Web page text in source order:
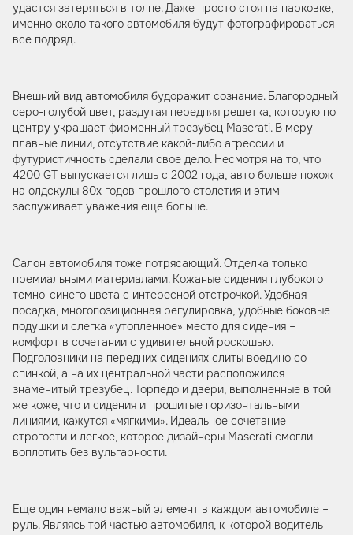
удастся затеряться в толпе. Даже просто стоя на парковке,
именно около такого автомобиля будут фотографироваться
все подряд.
Внешний вид автомобиля будоражит сознание. Благородный
серо-голубой цвет, раздутая передняя решетка, которую по
центру украшает фирменный трезубец Maserati. В меру
плавные линии, отсутствие какой-либо агрессии и
футуристичность сделали свое дело. Несмотря на то, что
4200 GT выпускается лишь с 2002 года, авто больше похож
на олдскулы 80х годов прошлого столетия и этим
заслуживает уважения еще больше.
Салон автомобиля тоже потрясающий. Отделка только
премиальными материалами. Кожаные сидения глубокого
темно-синего цвета с интересной отстрочкой. Удобная
посадка, многопозиционная регулировка, удобные боковые
подушки и слегка «утопленное» место для сидения –
комфорт в сочетании с удивительной роскошью.
Подголовники на передних сидениях слиты воедино со
спинкой, а на их центральной части расположился
знаменитый трезубец. Торпедо и двери, выполненные в той
же коже, что и сидения и прошитые горизонтальными
линиями, кажутся «мягкими». Идеальное сочетание
строгости и легкое, которое дизайнеры Maserati смогли
воплотить без вульгарности.
Еще один немало важный элемент в каждом автомобиле –
руль. Являясь той частью автомобиля, к которой водитель